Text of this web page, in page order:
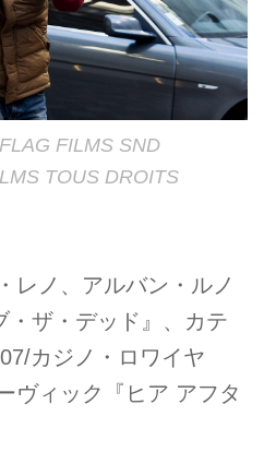
FILMS SND
TOUS DROITS
レノ、アルバン・ルノ
・ザ・デッド』、カテ
カジノ・ロワイヤ
ヴィック『ヒア アフタ